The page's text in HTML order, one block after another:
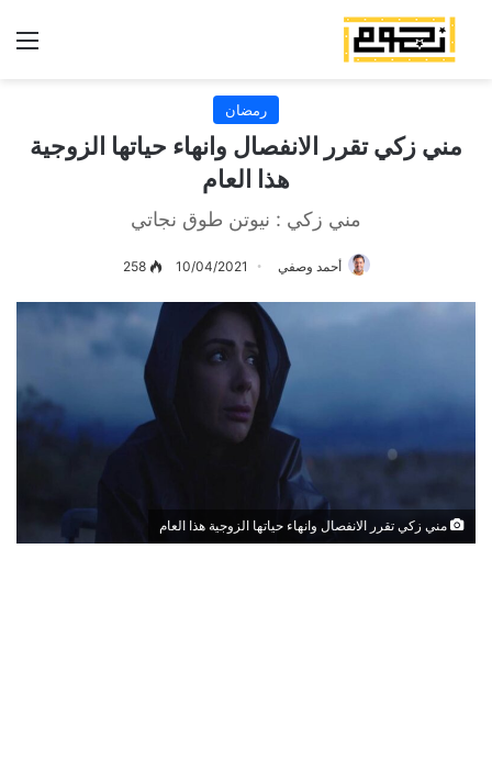
رمضان
مني زكي تقرر الانفصال وانهاء حياتها الزوجية
هذا العام
مني زكي : نيوتن طوق نجاتي
أحمد وصفي 10/04/2021
258
مني زكي تقرر الانفصال وانهاء حياتها الزوجية هذا العام